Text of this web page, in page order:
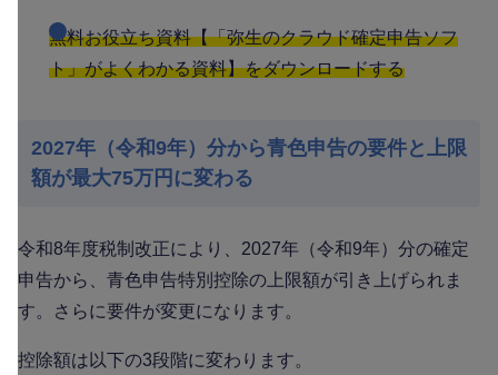
無料お役立ち資料【「弥生のクラウド確定申告ソフ
ト」がよくわかる資料】をダウンロードする
2027年（令和9年）分から青色申告の要件と上限
額が最大75万円に変わる
令和8年度税制改正により、2027年（令和9年）分の確定
申告から、青色申告特別控除の上限額が引き上げられま
す。さらに要件が変更になります。
控除額は以下の3段階に変わります。